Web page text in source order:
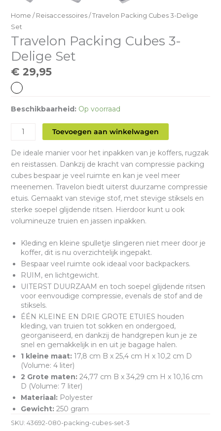
Home / Reisaccessoires/ Travelon Packing Cubes 3-Delige
Set
Travelon Packing Cubes 3-
Delige Set
€ 29,95
Beschikbaarheid: Op voorraad
Travelon
Cubes
3-
Delige
Set
aantal
Toevoegen aan winkelwagen
De ideale manier voor het inpakken van je koffers, rugzak
en reistassen. Dankzij de kracht van compressie packing
cubes bespaar je veel ruimte en kan je veel meer
meenemen. Travelon biedt uiterst duurzame compressie
etuis. Gemaakt van stevige stof, met stevige stiksels en
sterke soepel glijdende ritsen. Hierdoor kunt u ook
volumineuze truien en jassen inpakken.
Kleding en kleine spulletje slingeren niet meer door je
koffer, dit is nu overzichtelijk ingepakt.
Bespaar veel ruimte ook ideaal voor backpackers.
RUIM, en lichtgewicht.
UITERST DUURZAAM en toch soepel glijdende ritsen
voor eenvoudige compressie, evenals de stof and de
stiksels.
ÉÉN KLEINE EN DRIE GROTE ETUIES houden
kleding, van truien tot sokken en ondergoed,
georganiseerd, en dankzij de handgrepen kun je ze
snel en gemakkelijk in en uit je bagage halen.
1 kleine maat: 17,8 cm B x 25,4 cm H x 10,2 cm D
(Volume: 4 liter)
2 Grote maten: 24,77 cm B x 34,29 cm H x 10,16 cm
D (Volume: 7 liter)
Materiaal: Polyester
Gewicht: 250 gram
SKU: 43692-080-packing-cubes-set-3